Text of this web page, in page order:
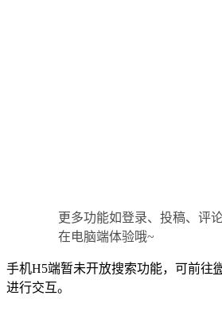
更多功能如登录、投稿、评
在电脑端体验哦~
手机H5端暂未开放搜索功能，可前往
进行交互。